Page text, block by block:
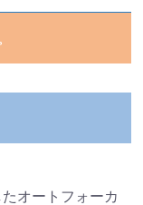
オートフォーカ